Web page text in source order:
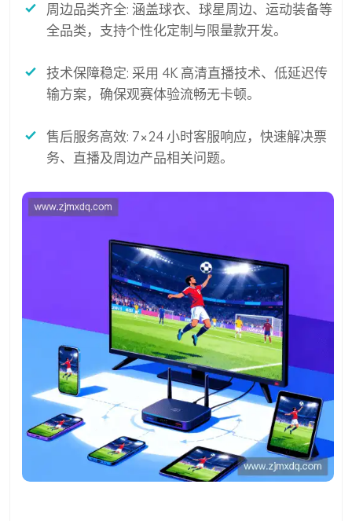
周边品类齐全: 涵盖球衣、球星周边、运动装备等
全品类，支持个性化定制与限量款开发。
技术保障稳定: 采用 4K 高清直播技术、低延迟传
输方案，确保观赛体验流畅无卡顿。
售后服务高效: 7×24 小时客服响应，快速解决票
务、直播及周边产品相关问题。